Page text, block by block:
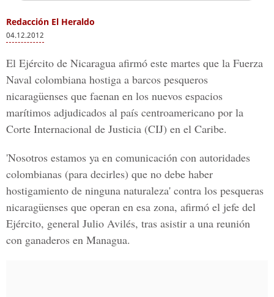
Redacción El Heraldo
04.12.2012
El Ejército de Nicaragua afirmó este martes que la Fuerza
Naval colombiana hostiga a barcos pesqueros
nicaragüenses que faenan en los nuevos espacios
marítimos adjudicados al país centroamericano por la
Corte Internacional de Justicia (CIJ) en el Caribe.
'Nosotros estamos ya en comunicación con autoridades
colombianas (para decirles) que no debe haber
hostigamiento de ninguna naturaleza' contra los pesqueras
nicaragüenses que operan en esa zona, afirmó el jefe del
Ejército, general Julio Avilés, tras asistir a una reunión
con ganaderos en Managua.